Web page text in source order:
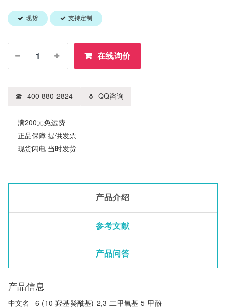
现货 支持定制
在线询价
QQ咨询
400-880-2824
满200元免运费
正品保障 提供发票
现货闪电 当时发货
产品介绍
参考文献
产品问答
产品信息
中文名
6-(10-羟基癸酰基)-2,3-二甲氧基-5-甲酚